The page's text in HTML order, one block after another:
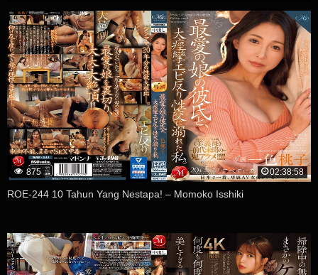
875 02:38:58
ROE-244 10 Tahun Yang Nestapa! – Momoko Isshiki